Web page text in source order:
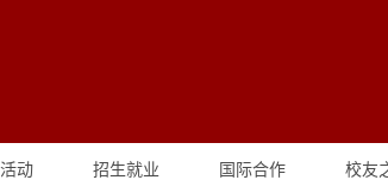
动 招生就业 国际合作 校友